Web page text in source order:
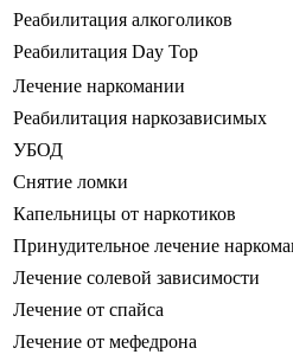
Реабилитация алкоголиков
Реабилитация Day Top
Лечение наркомании
Реабилитация наркозависимых
УБОД
Снятие ломки
Капельницы от наркотиков
Принудительное лечение
Лечение солевой зависимости
Лечение от спайса
Лечение от мефедрона